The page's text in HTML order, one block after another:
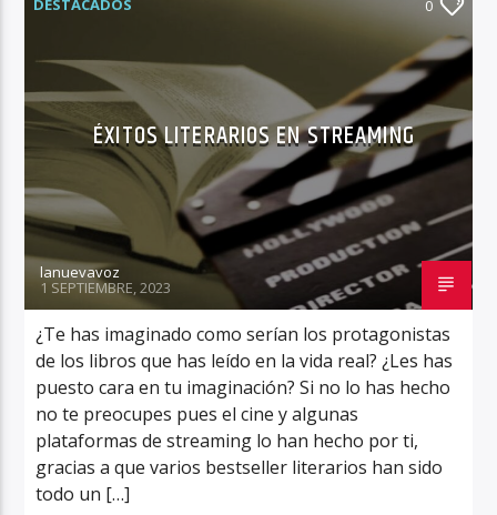
DESTACADOS 0
ÉXITOS LITERARIOS EN STREAMING
lanuevavoz
1 SEPTIEMBRE, 2023
¿Te has imaginado como serían los protagonistas
de los libros que has leído en la vida real? ¿Les has
puesto cara en tu imaginación? Si no lo has hecho
no te preocupes pues el cine y algunas
plataformas de streaming lo han hecho por ti,
gracias a que varios bestseller literarios han sido
todo un […]